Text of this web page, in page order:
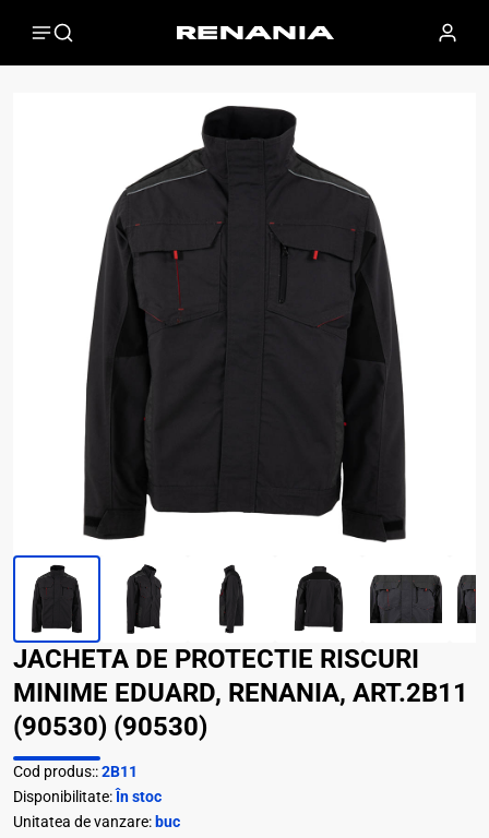
JACHETA DE PROTECTIE RISCURI
MINIME EDUARD, RENANIA, ART.2B11
(90530) (90530)
Cod produs::2B11
Disponibilitate: În stoc
Unitatea de vanzare: buc